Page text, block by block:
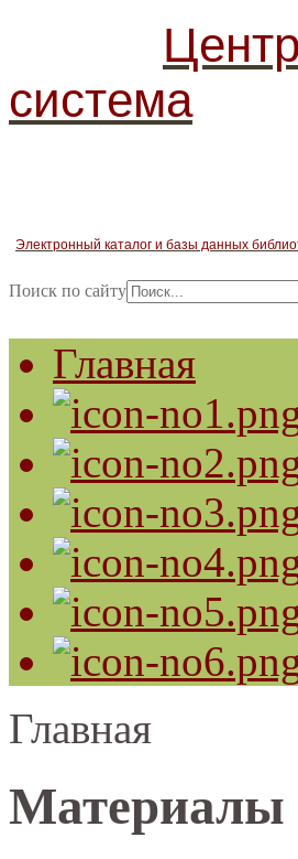
система
Электронный каталог и базы данных
Поиск по сайту
Главная
Главная
Материалы